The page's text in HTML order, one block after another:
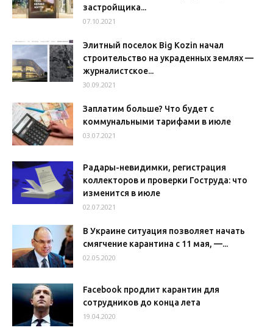
застройщика...
07.10.2021
Элитный поселок Big Kozin начал
строительство на украденных землях —
журналистское...
30.09.2021
Заплатим больше? Что будет с
коммунальными тарифами в июле
03.07.2021
Радары-невидимки, регистрация
коллекторов и проверки Гоструда: что
изменится в июле
02.07.2021
В Украине ситуация позволяет начать
смягчение карантина с 11 мая, —...
02.05.2020
Facebook продлит карантин для
сотрудников до конца лета
19.04.2020